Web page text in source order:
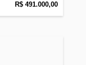
R$ 491.000,00